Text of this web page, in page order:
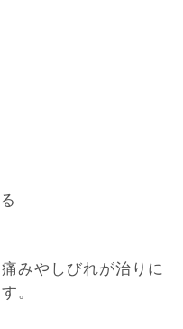
みやしびれが治りに
。